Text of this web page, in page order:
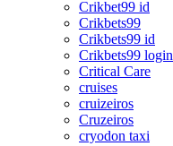
Crikbet99 id
Crikbets99
Crikbets99 id
Crikbets99 login
Critical Care
cruises
cruizeiros
Cruzeiros
cryodon taxi